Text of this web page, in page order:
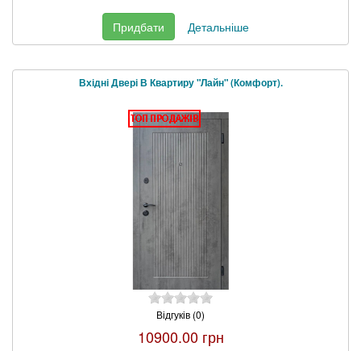
Придбати Детальніше
Вхідні Двері В Квартиру "Лайн" (Комфорт).
Відгуків (0)
10900.00 грн